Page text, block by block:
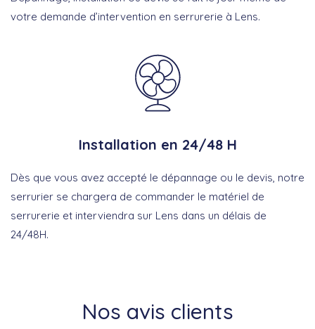
votre demande d’intervention en serrurerie à Lens.
Installation en 24/48 H
Dès que vous avez accepté le dépannage ou le devis, notre
serrurier se chargera de commander le matériel de
serrurerie et interviendra sur Lens dans un délais de
24/48H.
Nos avis clients